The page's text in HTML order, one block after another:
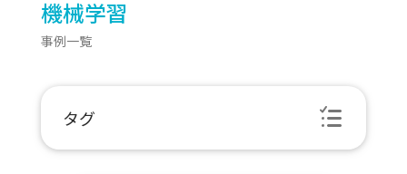
機械学習
事例一覧
タグ